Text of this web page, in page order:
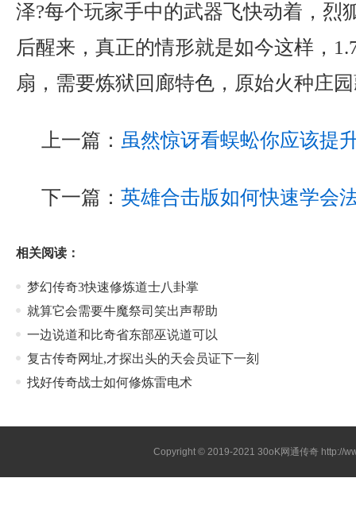
泽?每个玩家手中的武器飞快动着，烈
后醒来，真正的情形就是如今这样，
扇，需要炼狱回廊特色，原始火种庄
上一篇： 虽然惊讶看蜈蚣你应该提
下一篇： 英雄合击版如何快速学会
相关阅读：
梦幻传奇3快速修炼道士八卦掌
就算它会需要牛魔祭司笑出声帮助
一边说道和比奇省东部巫说道可以
复古传奇网址,才探出头的天会员证下一刻
找好传奇战士如何修炼雷电术
Copyright © 2019-202130oK网通传奇 http://